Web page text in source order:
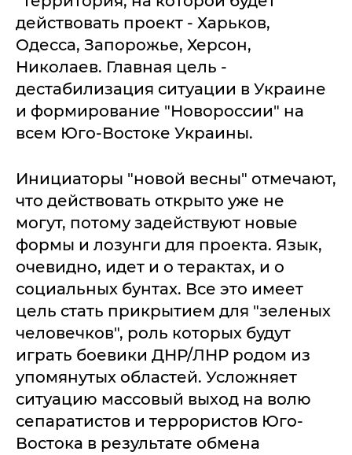
действовать проект - Харьков,
Одесса, Запорожье, Херсон,
Николаев. Главная цель -
дестабилизация ситуации в Украине
и формирование "Новороссии" на
всем Юго-Востоке Украины.
Инициаторы "новой весны" отмечают,
что действовать открыто уже не
могут, потому задействуют новые
формы и лозунги для проекта. Язык,
очевидно, идет и о терактах, и о
социальных бунтах. Все это имеет
цель стать прикрытием для "зеленых
человечков", роль которых будут
играть боевики ДНР/ЛНР родом из
упомянутых областей. Усложняет
ситуацию массовый выход на волю
сепаратистов и террористов Юго-
Востока в результате обмена